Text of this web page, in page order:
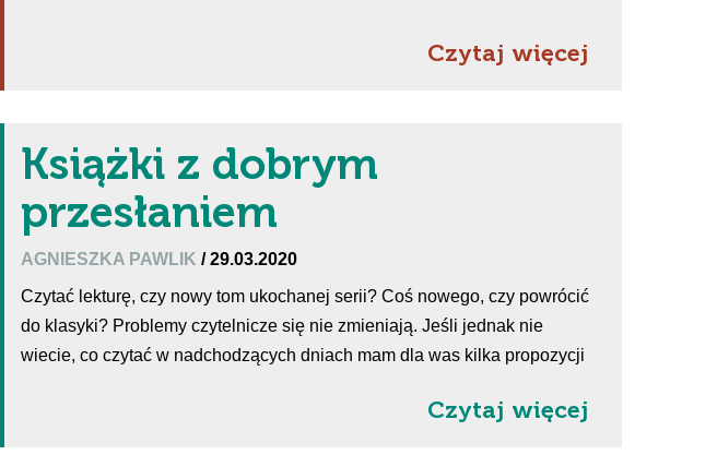
Czytaj więcej
Książki z dobrym
przesłaniem
AGNIESZKA PAWLIK / 29.03.2020
Czytać lekturę, czy nowy tom ukochanej serii? Coś nowego, czy powrócić
do klasyki? Problemy czytelnicze się nie zmieniają. Jeśli jednak nie
wiecie, co czytać w nadchodzących dniach mam dla was kilka propozycji
Czytaj więcej